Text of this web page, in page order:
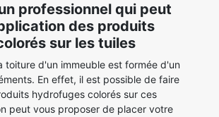
professionnel qui peut
des produits
sur les tuiles
toiture d'un immeuble est formée d'un
En effet, il est possible de faire
hydrofuges colorés sur ces
peut vous proposer de placer votre